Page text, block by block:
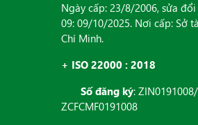
Ngày cấp: 23/8/2006, sửa
09: 09/10/2025. Nơi cấp: Sở
Chí Minh.
+ ISO 22000 : 2018
Số đăng ký: ZIN0191008/
ZCFCMF0191008